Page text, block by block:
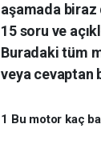
aşamada
15 soru ve
Buradaki tüm
veya cevaptan
1 Bu motor kaç